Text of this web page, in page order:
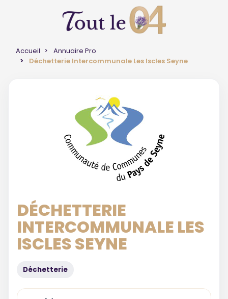
Accueil
Annuaire Pro
Déchetterie Intercommunale Les Iscles Seyne
DÉCHETTERIE
INTERCOMMUNALE LES
ISCLES SEYNE
Déchetterie